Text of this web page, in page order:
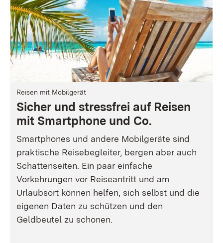
Reisen mit Mobilgerät
Sicher und stressfrei auf Reisen
mit Smartphone und Co.
Smartphones und andere Mobilgeräte sind
praktische Reisebegleiter, bergen aber auch
Schattenseiten. Ein paar einfache
Vorkehrungen vor Reiseantritt und am
Urlaubsort können helfen, sich selbst und die
eigenen Daten zu schützen und den
Geldbeutel zu schonen.